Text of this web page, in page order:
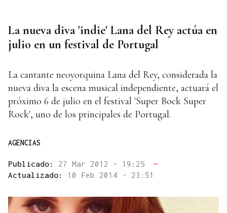
La nueva diva 'indie' Lana del Rey actúa en
julio en un festival de Portugal
La cantante neoyorquina Lana del Rey, considerada la
nueva diva la escena musical independiente, actuará el
próximo 6 de julio en el festival 'Super Bock Super
Rock', uno de los principales de Portugal.
AGENCIAS
Publicado: 27 Mar 2012 - 19:25
—
Actualizado: 10 Feb 2014 - 23:51